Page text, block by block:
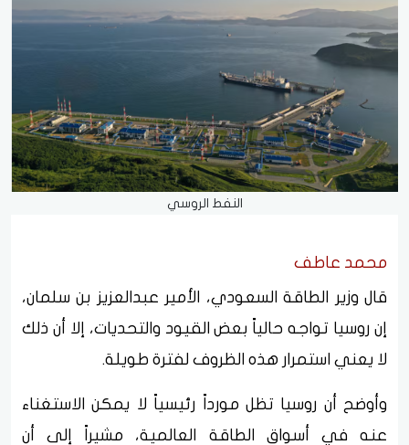
النفط الروسي
محمد عاطف
قال وزير الطاقة السعودي، الأمير عبدالعزيز بن سلمان،
إن روسيا تواجه حالياً بعض القيود والتحديات، إلا أن ذلك
لا يعني استمرار هذه الظروف لفترة طويلة.
وأوضح أن روسيا تظل مورداً رئيسياً لا يمكن الاستغناء
عنه في أسواق الطاقة العالمية، مشيراً إلى أن